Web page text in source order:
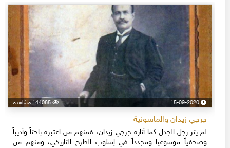
15-09-2020 144085 مشاهدة
جرجي زيدان والماسونية
لم يثر رجل الجدل كما أثاره جرجي زيدان، فمنهم من اعتبره باحثاً وأديباً
وصحفياً موسوعيا ومجدداً في إسلوب الطرح التاريخي، ومنهم من